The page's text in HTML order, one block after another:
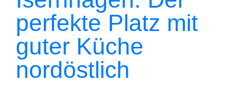
perfekte Platz mit
guter Küche
nordöstlich